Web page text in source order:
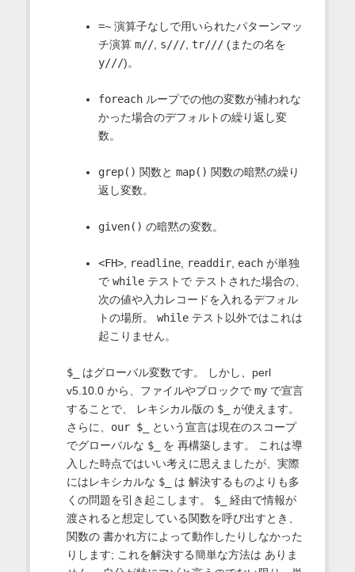
=~演算子なしで用いられたパターンマッ
チ演算 m//, s///, tr///(またの名を
y///)。
foreachループでの他の変数が補われな
かった場合のデフォルトの繰り返し変
数。
grep() 関数と map() 関数の暗黙の繰り
返し変数。
given() の暗黙の変数。
<FH>, readline, readdir, eachが単独
で whileテストで テストされた場合の、
次の値や入力レコードを入れるデフォル
トの場所。 whileテスト以外ではこれは
起こりません。
$_
はグローバル変数です。 しかし、perl
v5.10.0 から、ファイルやブロックで myで宣言
することで、 レキシカル版の $_
が使えます。
さらに、 our $_
という宣言は現在のスコープ
でグローバルな $_
を 再構築します。 これは導
入した時点ではいい考えに思えましたが、実際
にはレキシカルな $_
は 解決するものよりも多
くの問題を引き起こします。 $_
経由で情報が
渡されると想定している関数を呼び出すとき、
関数の 書かれ方によって動作したりしなかった
りします; これを解決する簡単な方法は ありま